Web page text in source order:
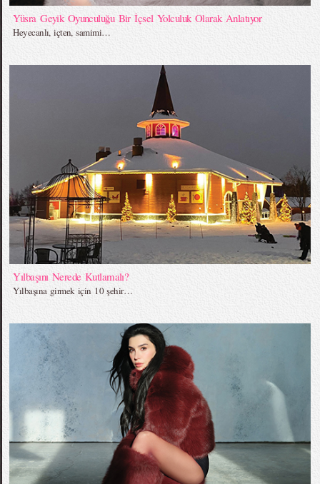
Yüsra Geyik Oyunculuğu Bir İçsel Yolculuk Olarak Anlatıyor
Heyecanlı, içten, samimi…
Yılbaşını Nerede Kutlamalı?
Yılbaşına girmek için 10 şehir…